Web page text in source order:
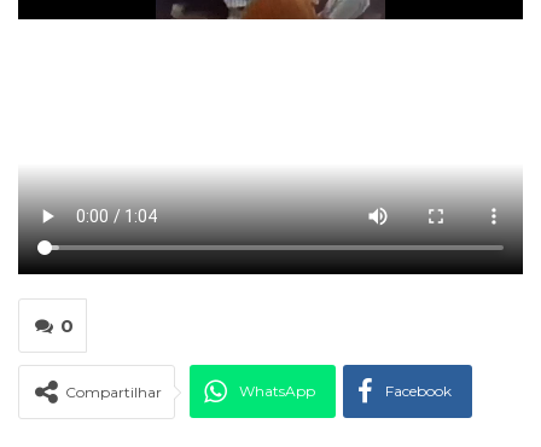
0
Compartilhar WhatsApp Facebook